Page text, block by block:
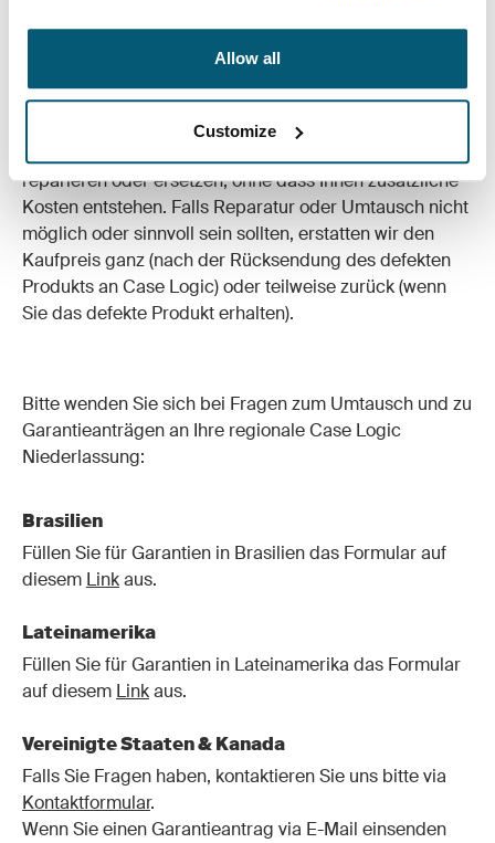
Allow all
Customize
Garantien. Die vorliegende Garantie beeinträchtigt in
keinster Weise etwaige Verbraucherrechte, denen der
mit Case Logic abgeschlossene Kaufvertrag im
reparieren oder ersetzen, ohne dass Ihnen zusätzliche
Kosten entstehen. Falls Reparatur oder Umtausch nicht
möglich oder sinnvoll sein sollten, erstatten wir den
Kaufpreis ganz (nach der Rücksendung des defekten
Produkts an Case Logic) oder teilweise zurück (wenn
Sie das defekte Produkt erhalten).
Bitte wenden Sie sich bei Fragen zum Umtausch und zu
Garantieanträgen an Ihre regionale Case Logic
Niederlassung:
Brasilien
Füllen Sie für Garantien in Brasilien das Formular auf
diesem Linkaus.
Lateinamerika
Füllen Sie für Garantien in Lateinamerika das Formular
auf diesem Linkaus.
Vereinigte Staaten & Kanada
Falls Sie Fragen haben, kontaktieren Sie uns bitte via
Kontaktformular.
Wenn Sie einen Garantieantrag via E-Mail einsenden